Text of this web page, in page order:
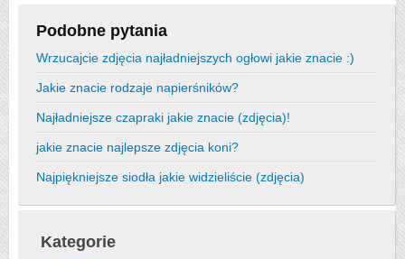
Podobne pytania
Wrzucajcie zdjęcia najładniejszych ogłowi jakie znacie :)
Jakie znacie rodzaje napierśników?
Najładniejsze czapraki jakie znacie (zdjęcia)!
jakie znacie najlepsze zdjęcia koni?
Najpiękniejsze siodła jakie widzieliście (zdjęcia)
Kategorie